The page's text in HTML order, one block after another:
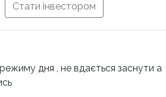
Стати інвестором
дня , не вдається заснути а